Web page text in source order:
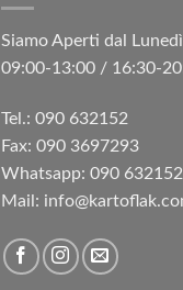
Siamo Aperti dal
09:00-13:00 / 16:30-
Tel.: 090 632152
Fax: 090 3697293‬
Whatsapp: 090 632152
Mail: